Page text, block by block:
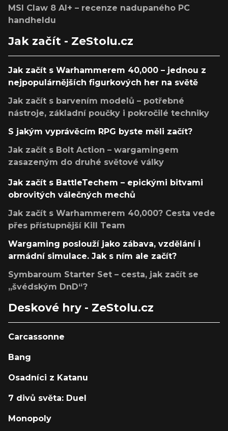
MSI Claw 8 AI+ – recenze nadupaného PC
handheldu
Jak začít - ZeStolu.cz
Jak začít s Warhammerem 40,000 – jednou z
nejpopulárnějších figurkových her na světě
Jak začít s barvením modelů – potřebné
nástroje, základní poučky i pokročilé techniky
S jakým vyprávěcím RPG byste měli začít?
Jak začít s Bolt Action – wargamingem
zasazeným do druhé světové války
Jak začít s BattleTechem – epickými bitvami
obrovitých válečných mechů
Jak začít s Warhammerem 40,000? Cesta vede
přes přístupnější Kill Team
Wargaming poslouží jako zábava, vzdělání i
armádní simulace. Jak s ním ale začít?
Symbaroum Starter Set – cesta, jak začít se
„švédským DnD“?
Deskové hry - ZeStolu.cz
Carcassonne
Bang
Osadníci z Katanu
7 divů světa: Duel
Monopoly